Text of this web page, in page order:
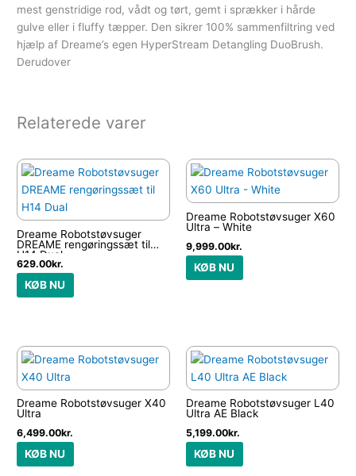
mest genstridige rod, vådt og tørt, gemt i sprækker i hårde
gulve eller i fluffy tæpper. Den sikrer 100% sammenfiltring ved
hjælp af Dreame’s egen HyperStream Detangling DuoBrush.
Derudover
Relaterede varer
Dreame Robotstøvsuger
DREAME rengøringssæt til
H14 Dual
629.00kr.
KØB NU
Dreame Robotstøvsuger X60
Ultra – White
9,999.00kr.
KØB NU
Dreame Robotstøvsuger X40
Ultra
6,499.00kr.
KØB NU
Dreame Robotstøvsuger L40
Ultra AE Black
5,199.00kr.
KØB NU